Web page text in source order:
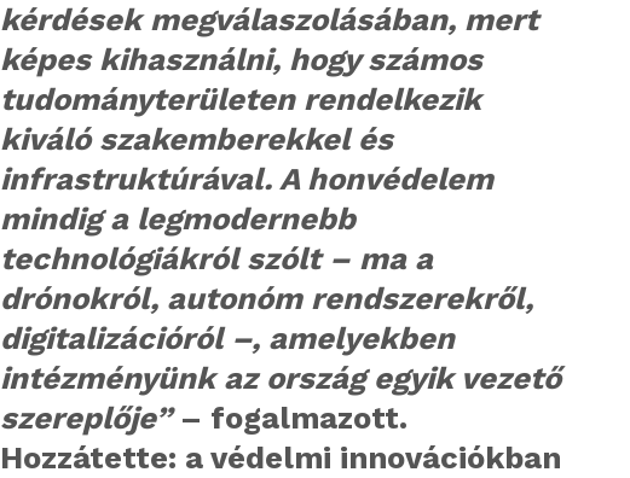
kérdések megválaszolásában, mert
képes kihasználni, hogy számos
tudományterületen rendelkezik
kiváló szakemberekkel és
infrastruktúrával. A honvédelem
mindig a legmodernebb
technológiákról szólt – ma a
drónokról, autonóm rendszerekről,
digitalizációról –, amelyekben
intézményünk az ország egyik vezető
szereplője” – fogalmazott.
Hozzátette: a védelmi innovációkban